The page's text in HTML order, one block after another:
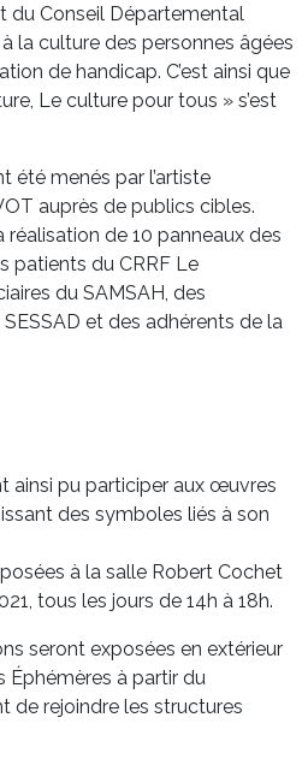
du Conseil Départemental
la culture des personnes âgées
de handicap. C’est ainsi que
Le culture pour tous » s’est
été menés par l’artiste
auprès de publics cibles.
de 10 panneaux des
patients du CRRF Le
du SAMSAH, des
et des adhérents de la
ainsi pu participer aux œuvres
des symboles liés à son
à la salle Robert Cochet
tous les jours de 14h à 18h.
seront exposées en extérieur
Éphémères à partir du
de rejoindre les structures